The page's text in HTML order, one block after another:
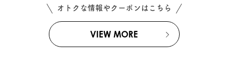
オトクな情報やクーポンはこちら
VIEW MORE